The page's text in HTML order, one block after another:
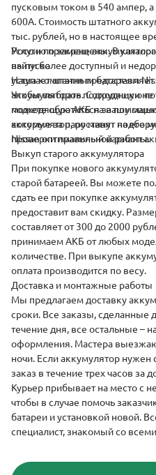
пусковым током в 540 ампер,
600А.Стоимость штатного
тыс. рублей, но в настоящее
Россию прекращены. В
найти более доступный и
уступает штатным батареям
Чтобы выбрать подходящую
можете обратиться за
которые за пару минут
Nissan оптимальный вариант
Услуги по замене
выпуска
Наша компания предоставляет
аккумуляторов. Сотрудники не
подходящую АКБ на вашу
аккумулятор, поставят на его
проверки правильной работы.
Выкуп старого аккумулятора
При покупке нового
старой батареей. Вы можете
сдатьее при покупке
предоставит вам скидку.
составляет от 300 до 2000
принимаем АКБ от любых
количестве. При выкупе
оплата производится по весу.
Доставка и монтажные работы
Мы предлагаем доставку
сроки. Все заказы, сделанные
течение дня, все остальные –
оформления. Мастера
ночи. Если аккумулятор
заказ в течение трех часов за
Курьер прибывает на место с
чтобы в случае помочь
батареи и установкой новой.
специалист, знакомый со